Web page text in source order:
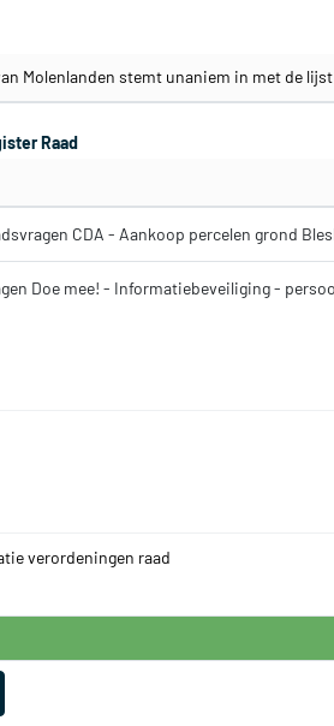
Molenlanden stemt unaniem in met de
Raad
CDA - Aankoop percelen grond
Doe mee! - Informatiebeveiliging -
verordeningen raad